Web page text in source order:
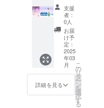
い。」
年度12
月31日
注文分
までの
期間中
に限る
※NFTを
保有し
ている
ことが
条件と
なりま
す ※カ
す
NFT自
体はそ
れぞれ
に応じ
た枚数
配布い
たしま
す ※初
回生産
販売口
数完売
また
ル）
「原材
料及び
添加物
等の食
品表示
はお届
け商品
のラベ
記され
ます。
作オリ
ジナル
ラベル
（カム
イバー
スバー
ジョン
ラベ
限定100
本のみ
の特別
ベルに
表記さ
れま
す。 商
品開封
前には
必ずお
届けの
リター
付され
たラベ
カムイ
米をイ
メージ
した
NFT、
購入の
袋をリ
メイク
した。
カムイ
を 藤原
カムイ
先生が
監修
し、味
を創り
出した
オリジ
ナルブ
ランド
酒とし
ぼし）
純米 生
通常ラ
ベル
720ml
を6本 ※
発送送
料と消
費税が
含まれ
ており
支援
者：
0人
お届
け予
定：
2025
年03
月
詳細を見る
こ
の
リ
タ
ー
ン
を
選
択
す
る